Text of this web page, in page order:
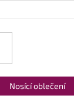
Nosící oblečení